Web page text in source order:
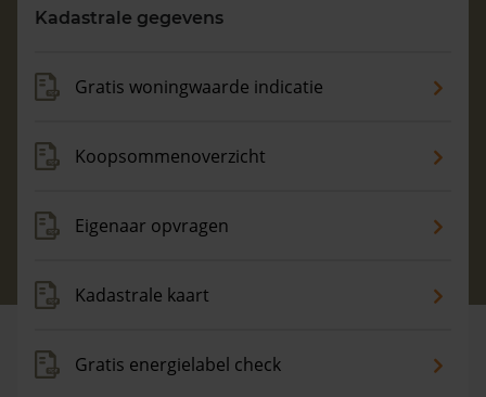
088 220 4200
Kadastrale gegevens
Gratis woningwaarde indicatie
Koopsommenoverzicht
Eigenaar opvragen
Kadastrale kaart
Gratis energielabel check